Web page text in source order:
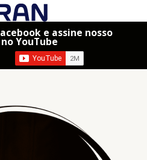
e assine nosso
YouTube